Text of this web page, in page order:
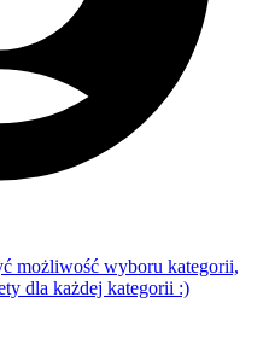
możliwość wyboru kategorii,
dla każdej kategorii :)